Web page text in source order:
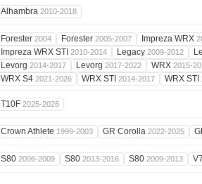
Alhambra 2010-2018
Forester 2004 Forester 2005-2007 Impreza WRX
Impreza WRX STI 2010-2014 Legacy 2009-2012
Levorg 2014-2017 Levorg 2017-2022 WRX 2015-
WRX S4 2021-2026 WRX STI 2014-2017 WRX STI
T10F 2025-2026
Crown Athlete 1999-2003 GR Corolla 2022-2025
S80 2006-2009 S80 2013-2016 S80 2009-2013